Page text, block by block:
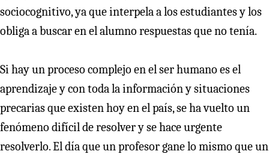
sociocognitivo, ya que interpela a los estudiantes y los
obliga a buscar en el alumno respuestas que no tenía.
Si hay un proceso complejo en el ser humano es el
aprendizaje y con toda la información y situaciones
precarias que existen hoy en el país, se ha vuelto un
fenómeno difícil de resolver y se hace urgente
resolverlo. El día que un profesor gane lo mismo que un